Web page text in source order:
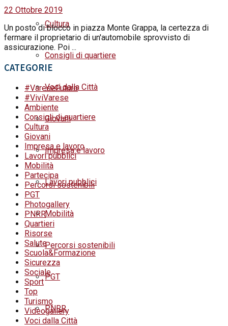
Cultura
Consigli di quartiere
Voci dalla Città
Giovani
Impresa e lavoro
Lavori pubblici
Mobilità
Percorsi sostenibili
PGT
PNRR
22 Ottobre 2019
Un posto di blocco in piazza Monte Grappa, la certezza di
fermare il proprietario di un'automobile sprovvisto di
assicurazione. Poi ...
CATEGORIE
#VareseFuturo
#ViviVarese
Ambiente
Consigli di quartiere
Cultura
Giovani
Impresa e lavoro
Lavori pubblici
Mobilità
Partecipa
Percorsi sostenibili
PGT
Photogallery
PNRR
Quartieri
Risorse
Salute
Scuola&Formazione
Sicurezza
Sociale
Sport
Top
Turismo
Videogallery
Voci dalla Città